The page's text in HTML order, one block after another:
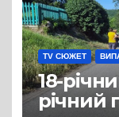
TV СЮЖЕТ
18-
річний